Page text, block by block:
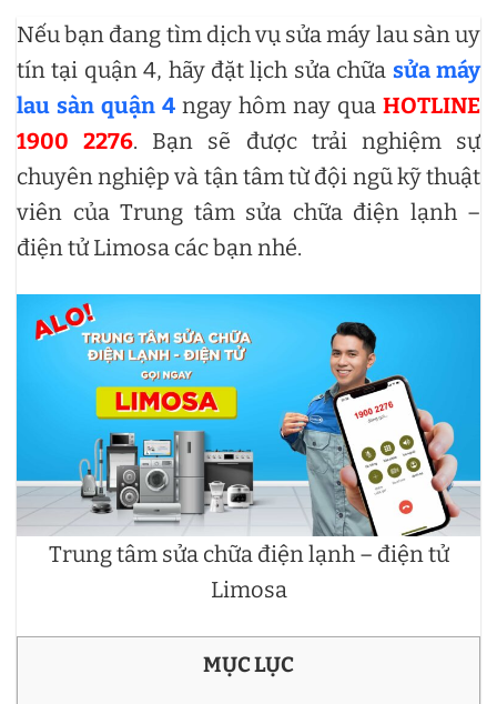
Nếu bạn đang tìm dịch vụ sửa máy lau sàn uy
tín tại quận 4, hãy đặt lịch sửa chữa sửa máy
lau sàn quận 4 ngay hôm nay qua HOTLINE
1900 2276. Bạn sẽ được trải nghiệm sự
chuyên nghiệp và tận tâm từ đội ngũ kỹ thuật
viên của Trung tâm sửa chữa điện lạnh –
điện tử Limosa các bạn nhé.
Trung tâm sửa chữa điện lạnh – điện tử
Limosa
MỤC LỤC